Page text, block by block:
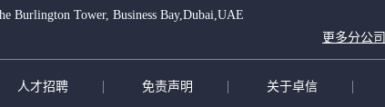
Burlington Tower, Business Bay,Dubai,UAE
更多分公司
人才招聘 免责声明 关于卓信